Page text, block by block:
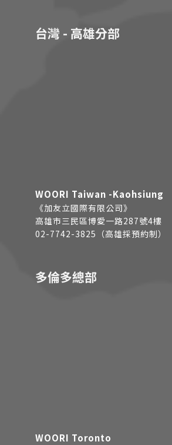
台灣 - 高雄分部
WOORI Taiwan -Kaohsiung
《加友立國際有限公司》
高雄市三民區博愛一路287號4樓
02-7742-3825（高雄採預約制）
多倫多總部
WOORI Toronto